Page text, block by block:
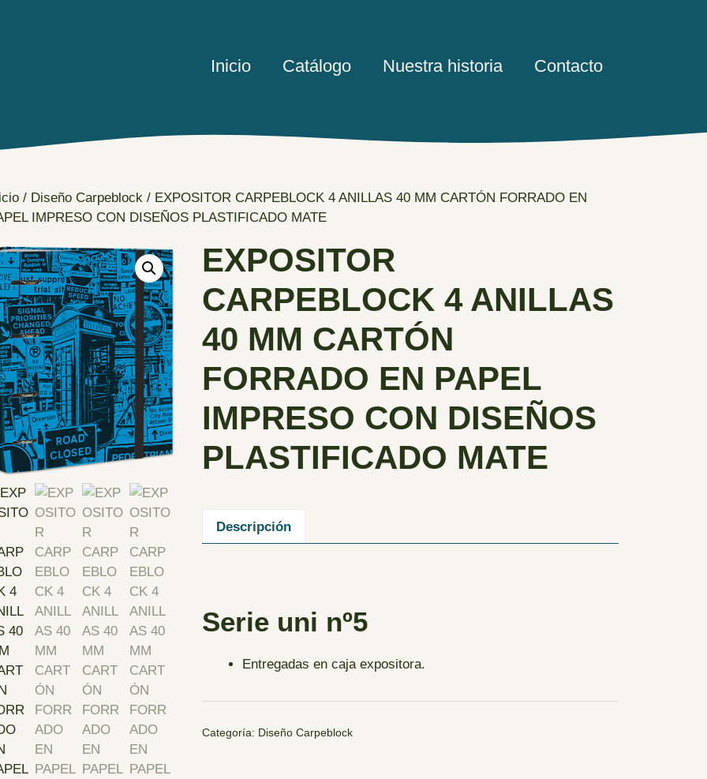
Inicio Catálogo Nuestra historia Contacto
/ Diseño Carpeblock / EXPOSITOR CARPEBLOCK 4 ANILLAS 40 MM CARTÓN FORRADO EN
IMPRESO CON DISEÑOS PLASTIFICADO MATE
EXPOSITOR
CARPEBLOCK 4 ANILLAS
40 MM CARTÓN
FORRADO EN PAPEL
IMPRESO CON DISEÑOS
PLASTIFICADO MATE
Descripción
Serie uni nº5
Entregadas en caja expositora.
Categoría: Diseño Carpeblock